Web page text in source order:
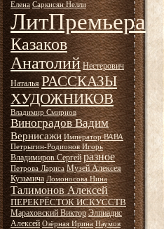
Елена Саркисян Нелли
ЛитПремьера
Казаков
Анатолий Нестерович
Наталья РАССКАЗЫ
ХУДОЖНИКОВ
Владимир Смирнов
Виноградов Вадим
Вернисажи Император ВАВА
Петрыгин-Родионов Игорь
Владимиров Сергей разное
Петрова Лариса Музей Алексея
Кузьмича Ломоносова Нина
Талимонов Алексей
ПЕРЕКРЁСТОК ИСКУССТВ
Мараховский Виктор Элпиадис
Алексей Озёрная Ирина Наумов